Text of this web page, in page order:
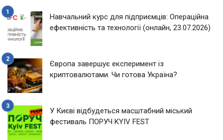
Навчальний курс для підприємців: Операційна
ефективність та технології (онлайн, 23.07.2026)
Європа завершує експеримент із
криптовалютами. Чи готова Україна?
У Києві відбудеться масштабний міський
фестиваль ПОРУЧ KYIV FEST